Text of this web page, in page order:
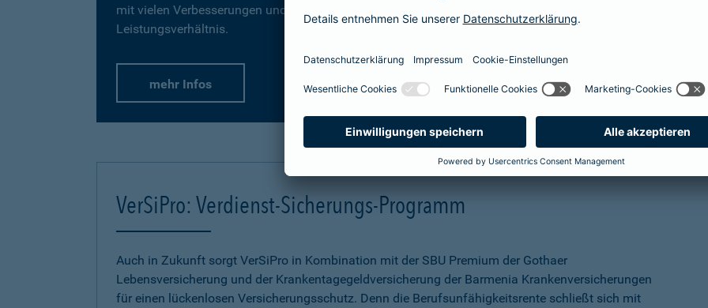
mit vielen Verbesserungen und einem erstklassigen Preis-
Leistungsverhältnis.
mehr Infos mehr Infos
VerSiPro: Verdienst-Sicherungs-Programm
Auch in Zukunft sorgt VerSiPro in Kombination mit der SBU Premium der Gothaer
Lebensversicherung und der Krankentagegeldversicherung der Barmenia Krankenversicherungen
für einen lückenlosen Versicherungsschutz. Denn die Berufsunfähigkeitsrente schließt sich mit